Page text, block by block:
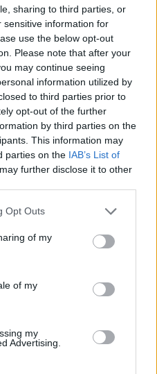
sharing to third parties, or
sensitive information for
use the below opt-out
Please note that after your
may continue seeing
information utilized by
to third parties prior to
opt-out of the further
by third parties on the
This information may
parties on the IAB’s List of
further disclose it to other
Opt Outs
of my
of my
my
Advertising.
szorult egy
gyerek keze, a
is szükség volt a
Sport
székelyföldi
lesz a futsal 2.
még a
Sport
negyedik
(videóval)